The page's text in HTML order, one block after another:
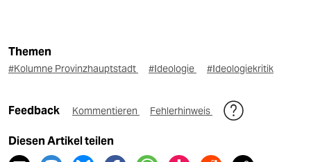
Themen
#Kolumne Provinzhauptstadt #Ideologie #Ideologiekritik
Feedback Kommentieren Fehlerhinweis
Diesen Artikel teilen